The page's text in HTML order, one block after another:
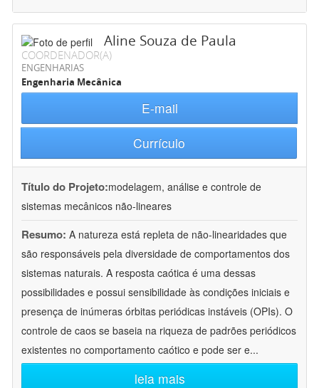
Aline Souza de Paula
COORDENADOR(A)
ENGENHARIAS
Engenharia Mecânica
E-mail
Currículo
Título do Projeto:modelagem, análise e controle de
sistemas mecânicos não-lineares
Resumo: A natureza está repleta de não-linearidades que
são responsáveis pela diversidade de comportamentos dos
sistemas naturais. A resposta caótica é uma dessas
possibilidades e possui sensibilidade às condições iniciais e
presença de inúmeras órbitas periódicas instáveis (OPIs). O
controle de caos se baseia na riqueza de padrões periódicos
existentes no comportamento caótico e pode ser e...
leia mais